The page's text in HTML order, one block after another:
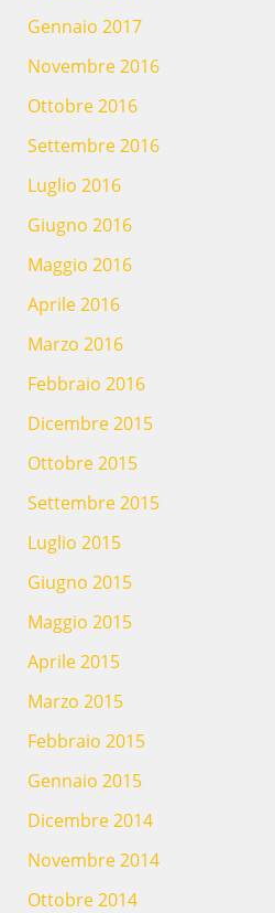
Gennaio 2017
Novembre 2016
Ottobre 2016
Settembre 2016
Luglio 2016
Giugno 2016
Maggio 2016
Aprile 2016
Marzo 2016
Febbraio 2016
Dicembre 2015
Ottobre 2015
Settembre 2015
Luglio 2015
Giugno 2015
Maggio 2015
Aprile 2015
Marzo 2015
Febbraio 2015
Gennaio 2015
Dicembre 2014
Novembre 2014
Ottobre 2014